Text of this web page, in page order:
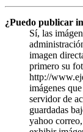
¿Puedo publicar
Sí, las
imagen
primero su
http://
imágenes
servidor de
guardadas
yahoo